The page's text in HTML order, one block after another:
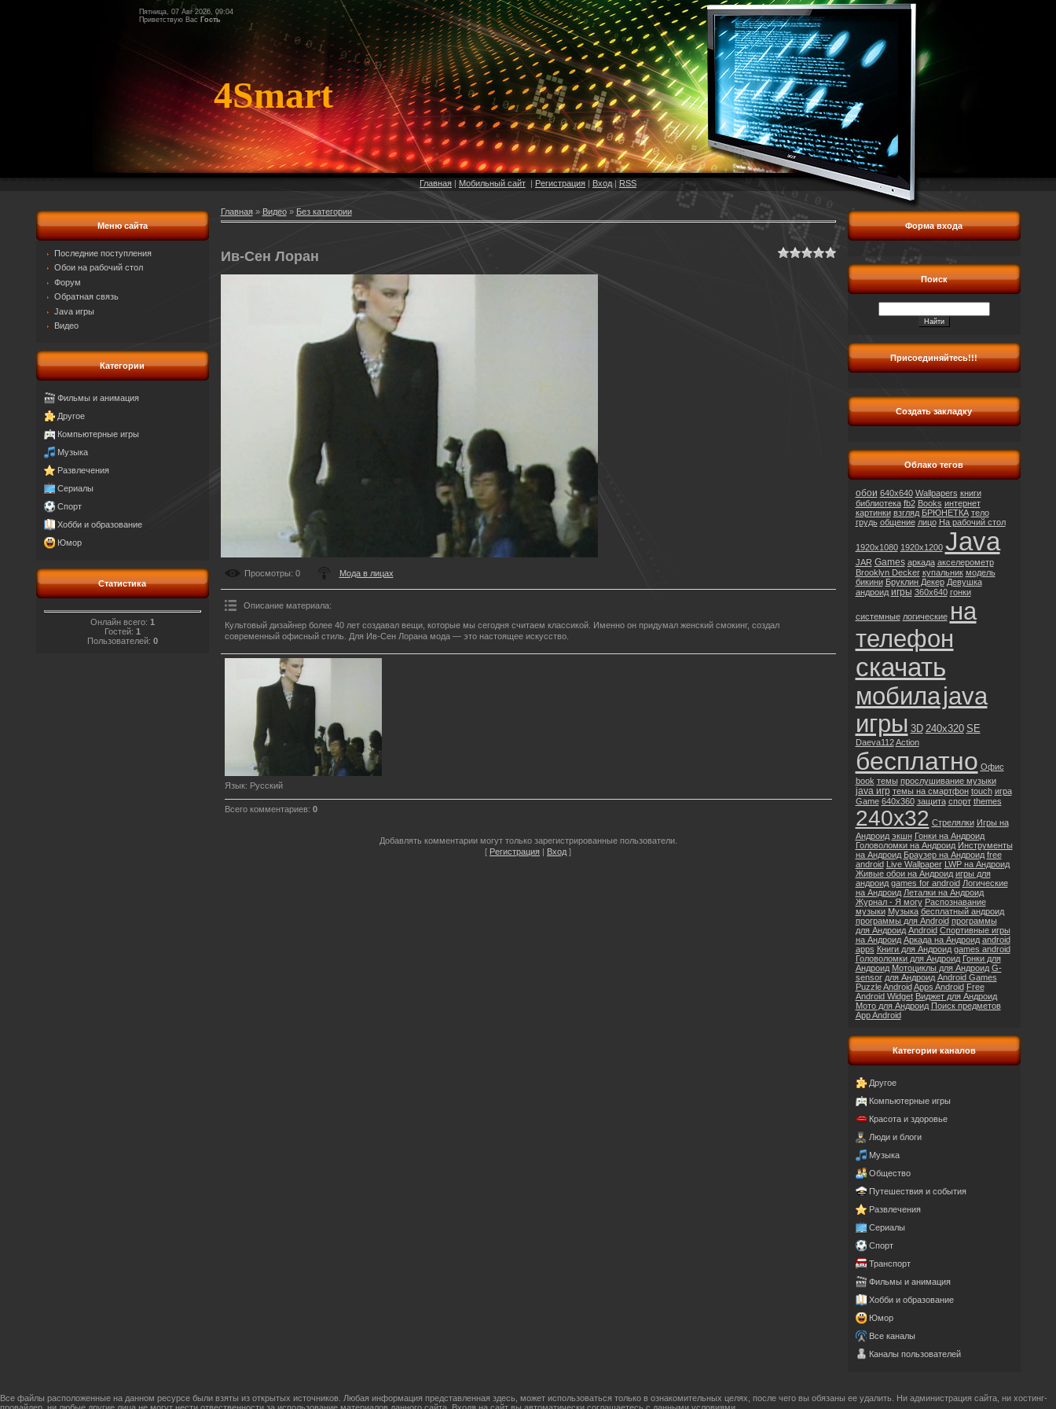
Пятница, 07 Авг 2026, 09:04
Приветствую Вас Гость
4Smart
Главная | Мобильный сайт | Регистрация | Вход| RSS
Меню сайта
Последние поступления
Обои на рабочий стол
Форум
Обратная связь
Java игры
Видео
Категории
Фильмы и анимация
Другое
Компьютерные игры
Музыка
Развлечения
Сериалы
Спорт
Хобби и образование
Юмор
Статистика
Онлайн всего: 1
Гостей: 1
Пользователей: 0
Главная» Видео» Без категории
Ив-Сен Лоран
Просмотры: 0 Мода в лицах
Описание материала:
Культовый дизайнер более 40 лет создавал вещи, которые мы сегодня считаем классикой. Именно он придумал женский смокинг, создал
современный офисный стиль. Для Ив-Сен Лорана мода — это настоящее искусство.
Язык: Русский
Всего комментариев: 0
Добавлять комментарии могут только зарегистрированные пользователи.
[ Регистрация | Вход ]
Форма входа
Поиск
Присоединяйтесь!!!
Создать закладку
Облако тегов
обои 640x640 Wallpapers книги
библиотека fb2 Books интернет
картинки взгляд БРЮНЕТКА тело
грудь общение лицо На рабочий стол
1920x1080 1920x1200 Java
JAR Games аркада акселерометр
Brooklyn Decker купальник модель
бикини Бруклин Декер Девушка
андроид игры 360x640 гонки
системные логические на
телефон
скачать
мобилаjava
игры 3D 240x320 SE
Daeva112 Action
бесплатно Офис
book темы прослушивание музыки
java игр темы на смартфон touch игра
Game 640x360 защита спорт themes
240x32 Стрелялки Игры на
Андроид экшн Гонки на Андроид
Головоломки на Андроид Инструменты
на Андроид Браузер на Андроид free
android Live Wallpaper LWP на Андроид
Живые обои на Андроид игры для
андроид games for android Логические
на Андроид Леталки на Андроид
Журнал - Я могу Распознавание
музыки Музыка бесплатный андроид
программы для Android программы
для Андроид Android Спортивные игры
на Андроид Аркада на Андроид android
apps Книги для Андроид games android
Головоломки для Андроид Гонки для
Андроид Мотоциклы для Андроид G-
sensor для Андроид Android Games
Puzzle Android Apps Android Free
Android Widget Виджет для Андроид
Мото для Андроид Поиск предметов
App Android
Категории каналов
Другое
Компьютерные игры
Красота и здоровье
Люди и блоги
Музыка
Общество
Путешествия и события
Развлечения
Сериалы
Спорт
Транспорт
Фильмы и анимация
Хобби и образование
Юмор
Все каналы
Каналы пользователей
Все файлы расположенные на данном ресурсе были взяты из открытых источников. Любая информация представленная здесь, может использоваться только в ознакомительных целях, после чего вы обязаны ее удалить. Ни администрация сайта, ни хостинг-